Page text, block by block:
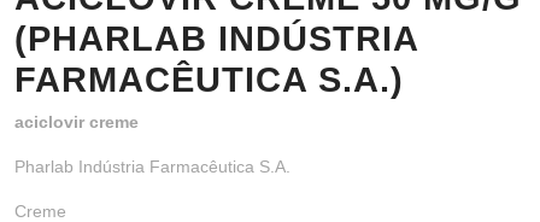
(PHARLAB INDÚSTRIA
FARMACÊUTICA S.A.)
aciclovir creme
Pharlab Indústria Farmacêutica S.A.
Creme